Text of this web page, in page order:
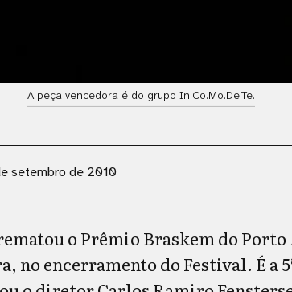
A peça vencedora é do grupo In.Co.Mo.De.Te.
setembro de 2010
o Prêmio Braskem do Porto
no encerramento do Festival. É a